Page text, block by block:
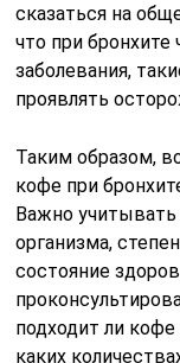
сказаться на
что при
заболевания,
проявлять
Таким образом,
кофе при
Важно
организма,
состояние
подходит ли
каких